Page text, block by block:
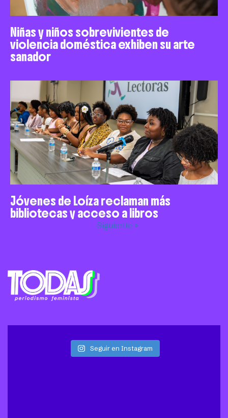
Niñas y niños sobrevivientes de
violencia doméstica exhiben su arte
sanador
Jóvenes de Loíza reclaman más
bibliotecas y acceso a libros
Siguiente »
Seguir en Instagram